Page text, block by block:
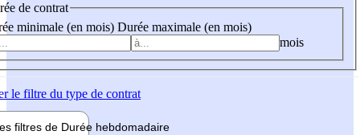
de contrat
minimale (en mois) Durée maximale (en mois)
mois
le filtre du type de contrat
filtres de Durée hebdomadaire